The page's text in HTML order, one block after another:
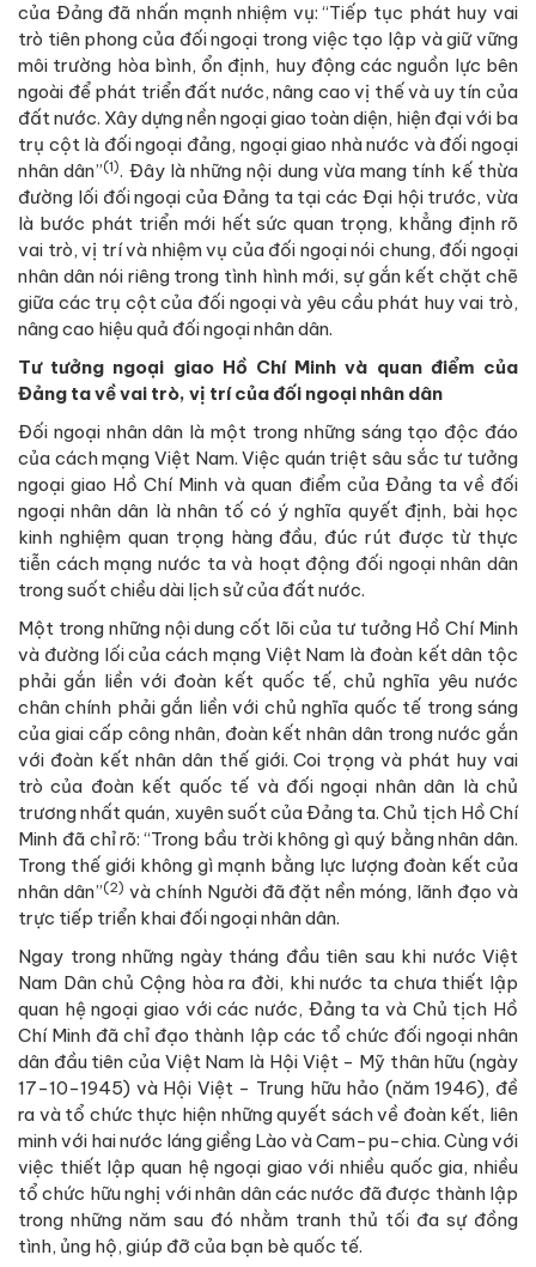
của Đảng đã nhấn mạnh nhiệm vụ: “Tiếp tục phát huy vai
trò tiên phong của đối ngoại trong việc tạo lập và giữ vững
môi trường hòa bình, ổn định, huy động các nguồn lực bên
ngoài để phát triển đất nước, nâng cao vị thế và uy tín của
đất nước. Xây dựng nền ngoại giao toàn diện, hiện đại với ba
trụ cột là đối ngoại đảng, ngoại giao nhà nước và đối ngoại
nhân dân”(1). Đây là những nội dung vừa mang tính kế thừa
đường lối đối ngoại của Đảng ta tại các Đại hội trước, vừa
là bước phát triển mới hết sức quan trọng, khẳng định rõ
vai trò, vị trí và nhiệm vụ của đối ngoại nói chung, đối ngoại
nhân dân nói riêng trong tình hình mới, sự gắn kết chặt chẽ
giữa các trụ cột của đối ngoại và yêu cầu phát huy vai trò,
nâng cao hiệu quả đối ngoại nhân dân.
Tư tưởng ngoại giao Hồ Chí Minh và quan điểm của
Đảng ta về vai trò, vị trí của đối ngoại nhân dân
Đối ngoại nhân dân là một trong những sáng tạo độc đáo
của cách mạng Việt Nam. Việc quán triệt sâu sắc tư tưởng
ngoại giao Hồ Chí Minh và quan điểm của Đảng ta về đối
ngoại nhân dân là nhân tố có ý nghĩa quyết định, bài học
kinh nghiệm quan trọng hàng đầu, đúc rút được từ thực
tiễn cách mạng nước ta và hoạt động đối ngoại nhân dân
trong suốt chiều dài lịch sử của đất nước.
Một trong những nội dung cốt lõi của tư tưởng Hồ Chí Minh
và đường lối của cách mạng Việt Nam là đoàn kết dân tộc
phải gắn liền với đoàn kết quốc tế, chủ nghĩa yêu nước
chân chính phải gắn liền với chủ nghĩa quốc tế trong sáng
của giai cấp công nhân, đoàn kết nhân dân trong nước gắn
với đoàn kết nhân dân thế giới. Coi trọng và phát huy vai
trò của đoàn kết quốc tế và đối ngoại nhân dân là chủ
trương nhất quán, xuyên suốt của Đảng ta. Chủ tịch Hồ Chí
Minh đã chỉ rõ: “Trong bầu trời không gì quý bằng nhân dân.
Trong thế giới không gì mạnh bằng lực lượng đoàn kết của
nhân dân”(2) và chính Người đã đặt nền móng, lãnh đạo và
trực tiếp triển khai đối ngoại nhân dân.
Ngay trong những ngày tháng đầu tiên sau khi nước Việt
Nam Dân chủ Cộng hòa ra đời, khi nước ta chưa thiết lập
quan hệ ngoại giao với các nước, Đảng ta và Chủ tịch Hồ
Chí Minh đã chỉ đạo thành lập các tổ chức đối ngoại nhân
dân đầu tiên của Việt Nam là Hội Việt - Mỹ thân hữu (ngày
17-10-1945) và Hội Việt - Trung hữu hảo (năm 1946), đề
ra và tổ chức thực hiện những quyết sách về đoàn kết, liên
minh với hai nước láng giềng Lào và Cam-pu-chia. Cùng với
việc thiết lập quan hệ ngoại giao với nhiều quốc gia, nhiều
tổ chức hữu nghị với nhân dân các nước đã được thành lập
trong những năm sau đó nhằm tranh thủ tối đa sự đồng
tình, ủng hộ, giúp đỡ của bạn bè quốc tế.